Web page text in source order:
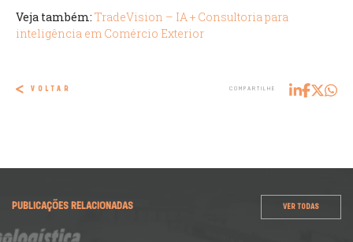
Veja também: TradeVision – IA + Consultoria para
inteligência em Comércio Exterior
VOLTAR COMPARTILHE
PUBLICAÇÕES RELACIONADAS VER TODAS